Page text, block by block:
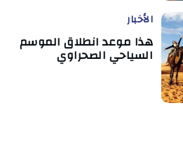
الأخبار
هذا موعد انطلاق الموسم
السياحي الصحراوي